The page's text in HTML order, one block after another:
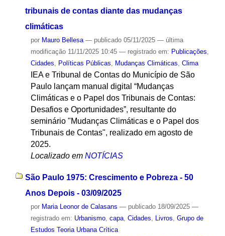
tribunais de contas diante das mudanças
climáticas
por Mauro Bellesa — publicado05/11/2025 — última
modificação11/11/2025 10:45 — registrado em: Publicações
Cidades
Políticas Públicas Mudanças Climáticas Clima
IEA e Tribunal de Contas do Município de São
Paulo lançam manual digital “Mudanças
Climáticas e o Papel dos Tribunais de Contas:
Desafios e Oportunidades”, resultante do
seminário "Mudanças Climáticas e o Papel dos
Tribunais de Contas", realizado em agosto de
2025.
Localizado em NOTÍCIAS
São Paulo 1975: Crescimento e Pobreza - 50
Anos Depois - 03/09/2025
por Maria Leonor de Calasans — publicado18/09/2025 —
registrado em: Urbanismo, capa, Cidades Livros Grupo de
Estudos Teoria Urbana Crítica